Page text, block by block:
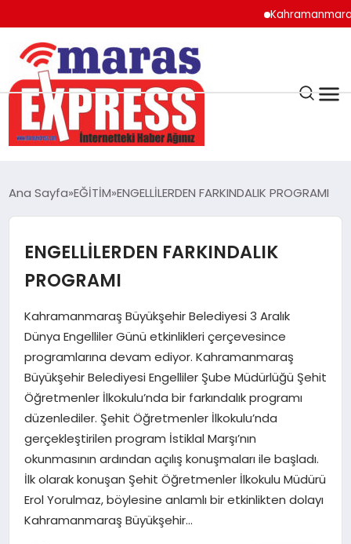
Kahramanmaraş’ın
K.MARAŞ
AFŞİN
BİZE ULAŞIN
GÖKSUN
TÜRKOĞLU
PAZARCIK
Ana Sayfa EĞİTİM ENGELLİLERDEN FARKINDALIK PROGRAMI
ENGELLİLERDEN FARKINDALIK
PROGRAMI
Kahramanmaraş Büyükşehir Belediyesi 3 Aralık
Dünya Engelliler Günü etkinlikleri çerçevesince
programlarına devam ediyor. Kahramanmaraş
Büyükşehir Belediyesi Engelliler Şube Müdürlüğü Şehit
Öğretmenler İlkokulu’nda bir farkındalık programı
düzenlediler. Şehit Öğretmenler İlkokulu’nda
gerçekleştirilen program İstiklal Marşı’nın
okunmasının ardından açılış konuşmaları ile başladı.
İlk olarak konuşan Şehit Öğretmenler İlkokulu Müdürü
Erol Yorulmaz, böylesine anlamlı bir etkinlikten dolayı
Kahramanmaraş Büyükşehir…